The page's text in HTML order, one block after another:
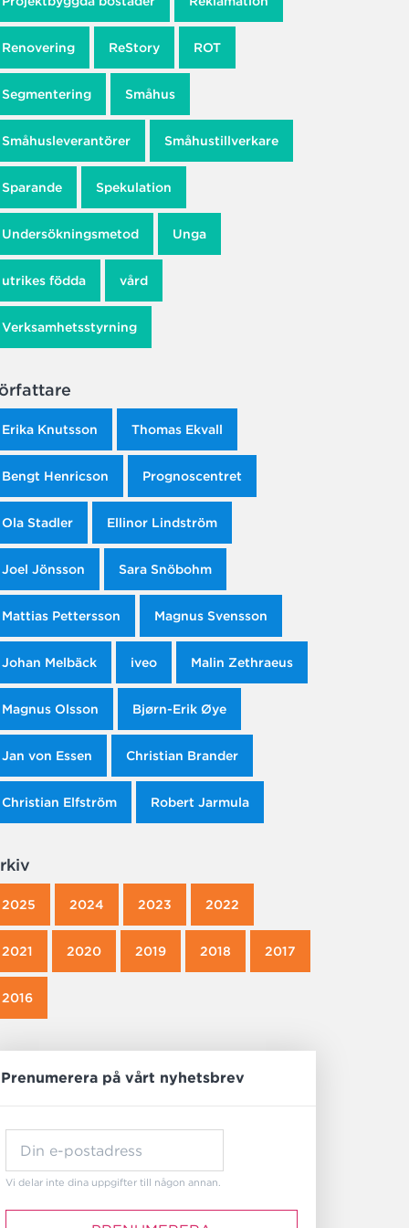
Renovering ReStory ROT
Segmentering Småhus
Småhusleverantörer Småhustillverkare
Sparande Spekulation
Undersökningsmetod Unga
utrikes födda vård
Verksamhetsstyrning
Erika Knutsson Thomas Ekvall
Bengt Henricson Prognoscentret
Ola Stadler Ellinor Lindström
Joel Jönsson Sara Snöbohm
Mattias Pettersson Magnus Svensson
Johan Melbäck iveo Malin Zethraeus
Magnus Olsson Bjørn-Erik Øye
Jan von Essen Christian Brander
Christian Elfström Robert Jarmula
2025 2024 2023 2022
2021 2020 2019 2018 2017
2016
Prenumerera på vårt nyhetsbrev
Vi delar inte dina uppgifter till någon annan.